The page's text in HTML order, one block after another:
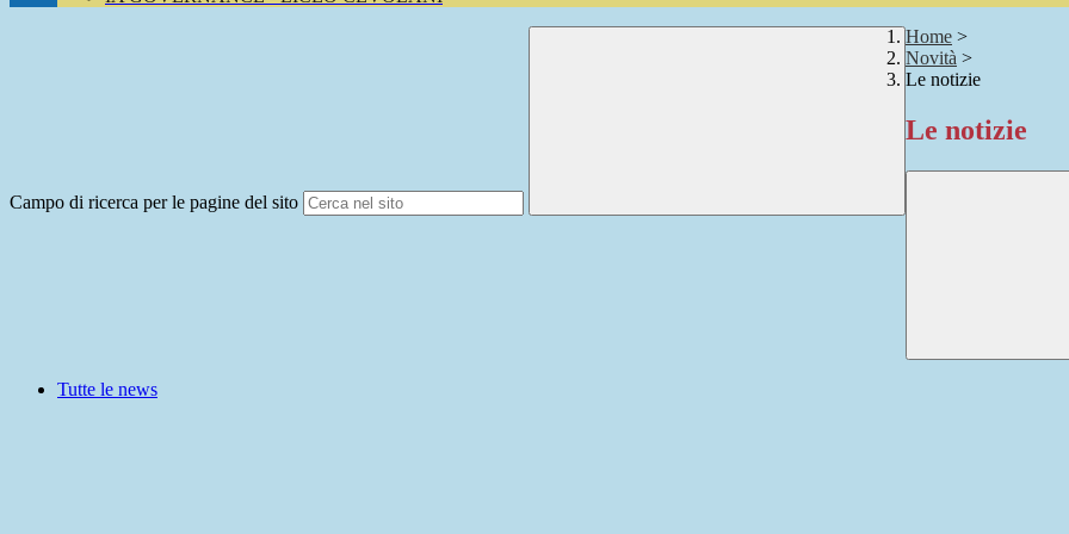
Campo di ricerca per le pagine del sito
Home >
Novità >
Le notizie
Le notizie
Tutte le news